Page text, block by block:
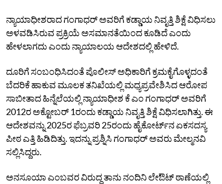
ನ್ಯಾಯಾಧೀಶರಾದ ಗಂಗಾಧರ್‌ ಅವರಿಗೆ ಕಡ್ಡಾಯ ನಿವೃತ್ತಿ ಶಿಕ್ಷೆ ವಿಧಿಸಲು
ಅಳವಡಿಸಿರುವ ಪ್ರಕ್ರಿಯೆ ಅಸಮಾನತೆಯಿಂದ ಕೂಡಿದೆ ಎಂದು
ಹೇಳಲಾಗದು ಎಂದು ನ್ಯಾಯಾಲಯ ಆದೇಶದಲ್ಲಿ ಹೇಳಿದೆ.
ದೂರಿಗೆ ಸಂಬಂಧಿಸಿದಂತೆ ಪೊಲೀಸ್‌ ಅಧಿಕಾರಿಗೆ ಕ್ರಮಕೈಗೊಳ್ಳದಂತೆ
ಬೆದರಿಕೆ ಹಾಕುವ ಮೂಲಕ ತನಿಖೆಯಲ್ಲಿ ಮಧ್ಯಪ್ರವೇಶಿಸಿದ ಆರೋಪ
ಸಾಬೀತಾದ ಹಿನ್ನೆಲೆಯಲ್ಲಿ ನ್ಯಾಯಾಧೀಶ ಕೆ ಎಂ ಗಂಗಾಧರ್‌ ಅವರಿಗೆ
2012ರ ಅಕ್ಟೋಬರ್‌ 1ರಂದು ಕಡ್ಡಾಯ ನಿವೃತ್ತಿ ಶಿಕ್ಷೆ ವಿಧಿಸಲಾಗಿತ್ತು. ಈ
ಆದೇಶವನ್ನು 2025ರ ಫೆಬ್ರವರಿ 25ರಂದು ಹೈಕೋರ್ಟ್‌ನ ಏಕಸದಸ್ಯ
ಪೀಠ ಎತ್ತಿ ಹಿಡಿದಿತ್ತು. ಇದನ್ನು ಪ್ರಶ್ನಿಸಿ ಗಂಗಾಧರ್‌ ಅವರು ಮೇಲ್ಮನವಿ
ಸಲ್ಲಿಸಿದ್ದರು.
ಅನಸೂಯಾ ಎಂಬವರ ವಿರುದ್ಧ ತಾನು ನಂದಿನಿ ಲೇಔಟ್‌ ಠಾಣೆಯಲ್ಲಿ